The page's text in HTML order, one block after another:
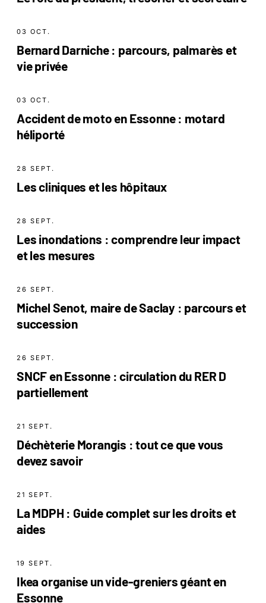
03 OCT.
Bernard Darniche : parcours, palmarès et
vie privée
03 OCT.
Accident de moto en Essonne : motard
héliporté
28 SEPT.
Les cliniques et les hôpitaux
28 SEPT.
Les inondations : comprendre leur impact
et les mesures
26 SEPT.
Michel Senot, maire de Saclay : parcours et
succession
26 SEPT.
SNCF en Essonne : circulation du RER D
partiellement
21 SEPT.
Déchèterie Morangis : tout ce que vous
devez savoir
21 SEPT.
La MDPH : Guide complet sur les droits et
aides
19 SEPT.
Ikea organise un vide-greniers géant en
Essonne